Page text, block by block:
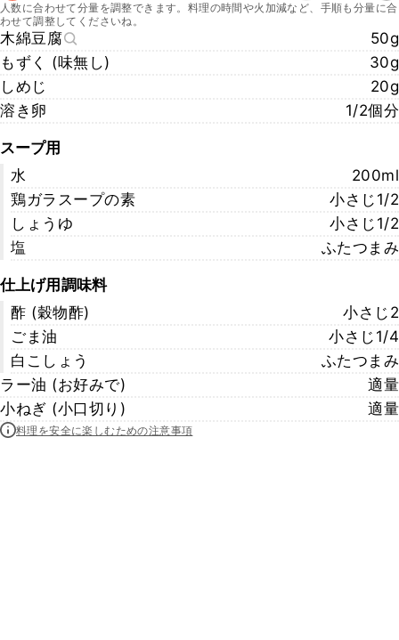
人数に合わせて分量を調整できます。料理の時間や火加減など、手順も分量に合
わせて調整してくださいね。
木綿豆腐
50g
もずく (味無し)
30g
しめじ
20g
溶き卵
1/2個分
スープ用
水
200ml
鶏ガラスープの素
小さじ1/2
しょうゆ
小さじ1/2
塩
ふたつまみ
仕上げ用調味料
酢 (穀物酢)
小さじ2
ごま油
小さじ1/4
白こしょう
ふたつまみ
ラー油 (お好みで)
適量
小ねぎ (小口切り)
適量
料理を安全に楽しむための注意事項